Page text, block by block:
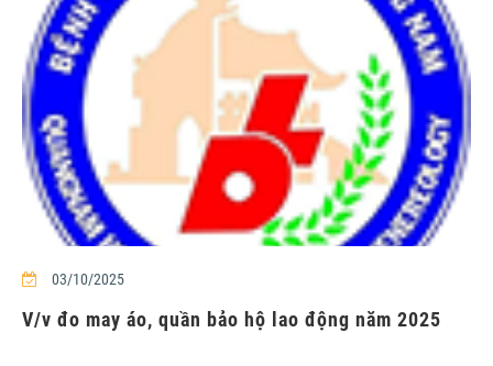
03/10/2025
V/v đo may áo, quần bảo hộ lao động năm 2025